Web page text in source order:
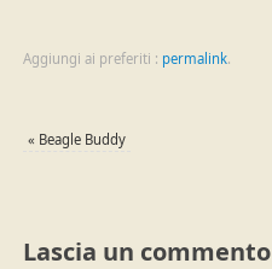
Aggiungi ai preferiti : permalink.
« Beagle Buddy
Lascia un commento